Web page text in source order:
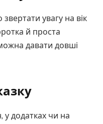
увагу на вік
й проста
давати довші
у додатках чи на